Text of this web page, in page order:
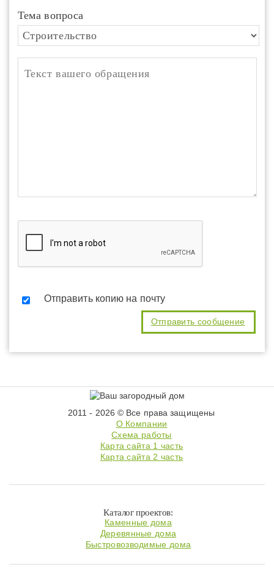
Тема вопроса
Отправить копию на почту
2011 - 2026 © Все права защищены
О Компании
Схема работы
Карта сайта 1 часть
Карта сайта 2 часть
Каталог проектов:
Каменные дома
Деревянные дома
Быстровозводимые дома